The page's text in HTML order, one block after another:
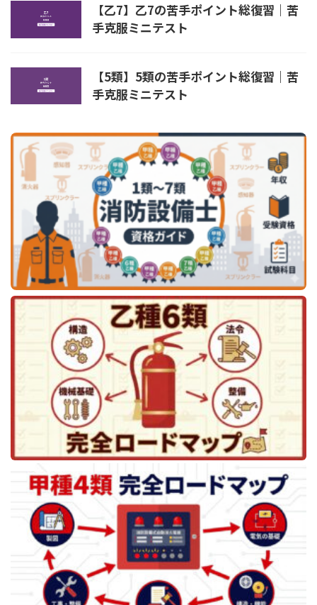
【乙7】乙7の苦手ポイント総復習｜苦
手克服ミニテスト
【5類】5類の苦手ポイント総復習｜苦
手克服ミニテスト